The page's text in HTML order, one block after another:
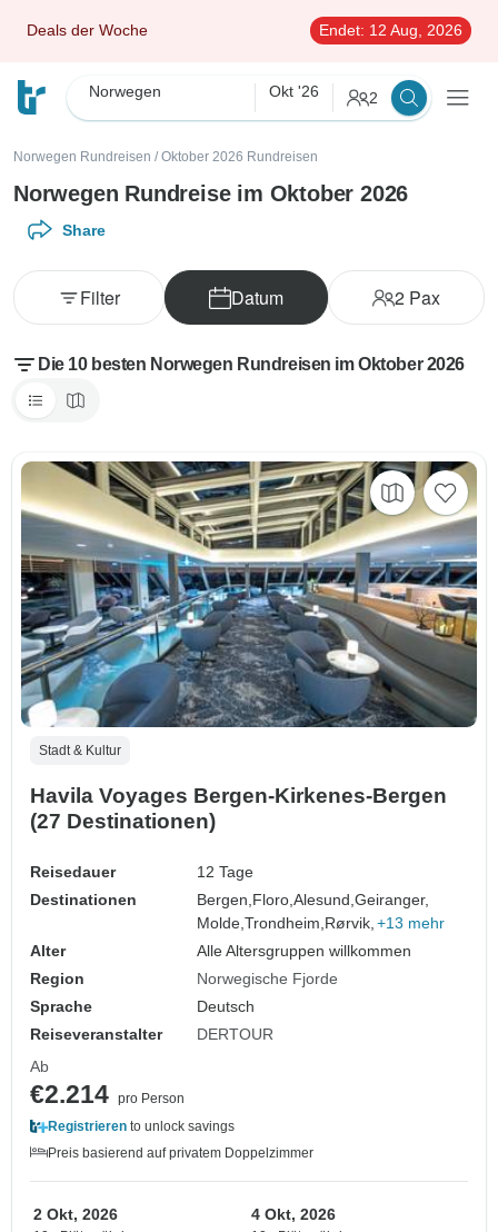
Deals der Woche Endet: 12 Aug, 2026
Norwegen Okt '26 2
Norwegen Rundreisen / Oktober 2026 Rundreisen
Norwegen Rundreise im Oktober 2026
Share
Datum 2 Pax
Filter
Die 10 besten Norwegen Rundreisen im Oktober 2026
Stadt & Kultur
Havila Voyages Bergen-Kirkenes-Bergen
(27 Destinationen)
Reisedauer
12 Tage
Destinationen
Bergen, Floro,Alesund,Geiranger,
Molde,Trondheim, Rørvik, +13 mehr
Alter
Alle Altersgruppen willkommen
Region
Norwegische Fjorde
Sprache
Deutsch
Reiseveranstalter
DERTOUR
Ab
€2.214 pro Person
Registrieren to unlock savings
Preis basierend auf privatem Doppelzimmer
2 Okt, 2026 4 Okt, 2026